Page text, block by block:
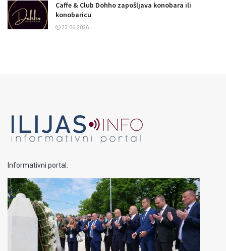
Caffe & Club Dohho zapošljava konobara ili
konobaricu
23.06.2026.
Informativni portal.